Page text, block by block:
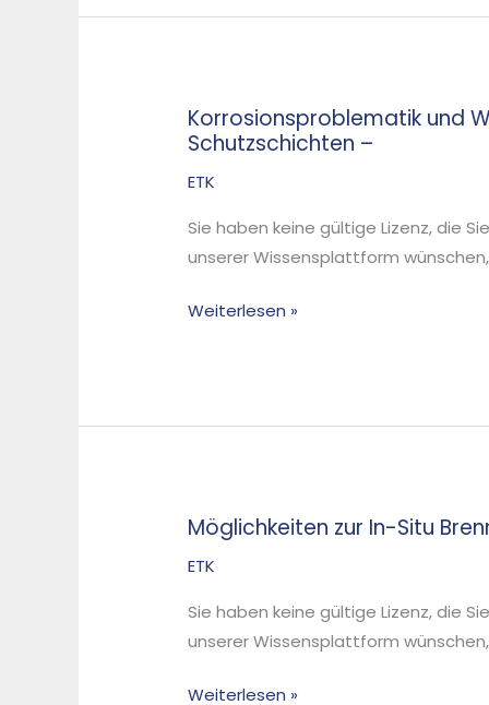
Korrosionsproblematik und
Schutzschichten –
ETK
Sie haben keine gültige Lizenz, die
unserer Wissensplattform
Korrosionsproblematik
und
Wärmestrommessungen
Biomassekraftwerken
–
Weiterlesen »
Möglichkeiten zur In-Situ
ETK
Sie haben keine gültige Lizenz, die
unserer Wissensplattform
Möglichkeiten
zur
Situ
Brennstoffdiagnosefür
Weiterlesen »